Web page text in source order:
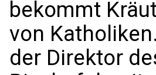
bekommt
von
der Direktor